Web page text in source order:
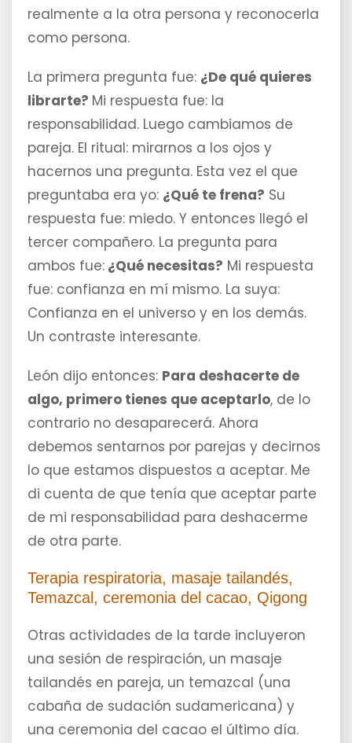
realmente a la otra persona y reconocerla
como persona.
La primera pregunta fue: ¿De qué quieres
librarte? Mi respuesta fue: la
responsabilidad. Luego cambiamos de
pareja. El ritual: mirarnos a los ojos y
hacernos una pregunta. Esta vez el que
preguntaba era yo: ¿Qué te frena? Su
respuesta fue: miedo. Y entonces llegó el
tercer compañero. La pregunta para
ambos fue: ¿Qué necesitas? Mi respuesta
fue: confianza en mí mismo. La suya:
Confianza en el universo y en los demás.
Un contraste interesante.
León dijo entonces: Para deshacerte de
algo, primero tienes que aceptarlo, de lo
contrario no desaparecerá. Ahora
debemos sentarnos por parejas y decirnos
lo que estamos dispuestos a aceptar. Me
di cuenta de que tenía que aceptar parte
de mi responsabilidad para deshacerme
de otra parte.
Terapia respiratoria, masaje tailandés,
Temazcal, ceremonia del cacao, Qigong
Otras actividades de la tarde incluyeron
una sesión de respiración, un masaje
tailandés en pareja, un temazcal (una
cabaña de sudación sudamericana) y
una ceremonia del cacao el último día.